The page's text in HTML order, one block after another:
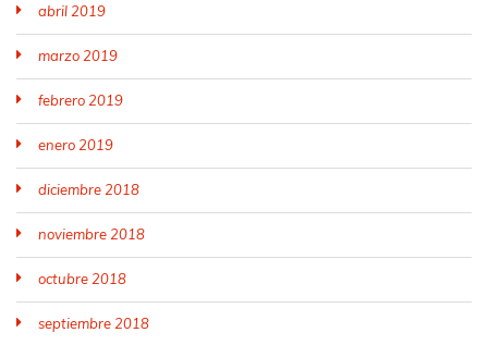
abril 2019
marzo 2019
febrero 2019
enero 2019
diciembre 2018
noviembre 2018
octubre 2018
septiembre 2018